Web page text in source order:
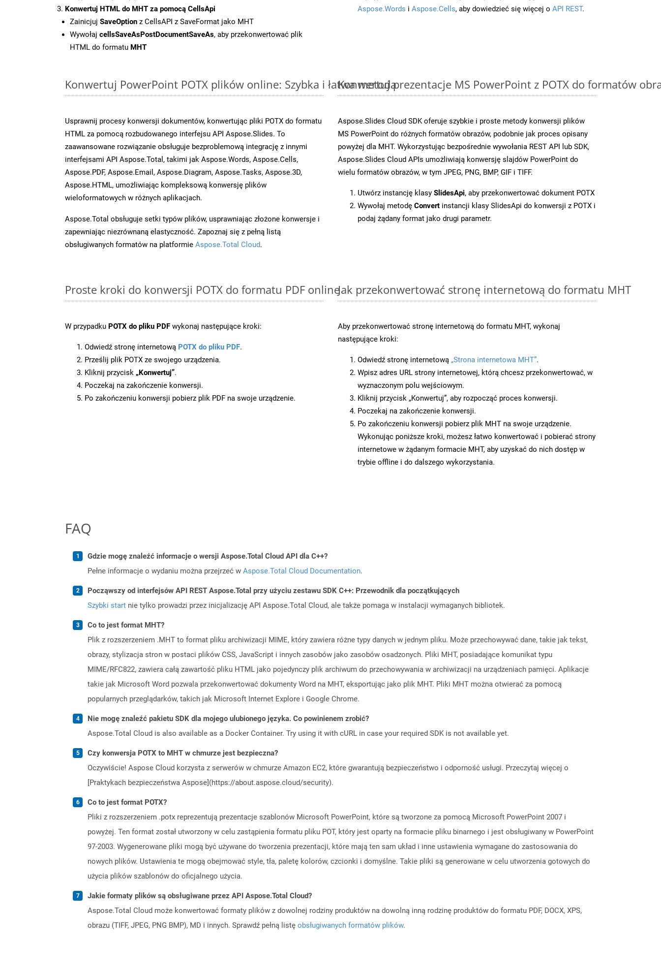
Konwertuj HTML do MHT za pomocą CellsApi
Zainicjuj SaveOption z CellsAPI z SaveFormat jako MHT
Wywołaj cellsSaveAsPostDocumentSaveAs, aby przekonwertować plik
HTML do formatu MHT
Aspose.Words i Aspose.Cells, aby dowiedzieć się więcej o API REST.
Konwertuj PowerPoint POTX plików online: Szybka i łatwa metoda
Usprawnij procesy konwersji dokumentów, konwertując pliki POTX do formatu
HTML za pomocą rozbudowanego interfejsu API Aspose.Slides. To
zaawansowane rozwiązanie obsługuje bezproblemową integrację z innymi
interfejsami API Aspose.Total, takimi jak Aspose.Words, Aspose.Cells,
Aspose.PDF, Aspose.Email, Aspose.Diagram, Aspose.Tasks, Aspose.3D,
Aspose.HTML, umożliwiając kompleksową konwersję plików
wieloformatowych w różnych aplikacjach.
Aspose.Total obsługuje setki typów plików, usprawniając złożone konwersje i
zapewniając niezrównaną elastyczność. Zapoznaj się z pełną listą
obsługiwanych formatów na platformie Aspose.Total Cloud.
Konwertuj prezentacje MS PowerPoint z POTX do formatów
Aspose.Slides Cloud SDK oferuje szybkie i proste metody konwersji plików
MS PowerPoint do różnych formatów obrazów, podobnie jak proces opisany
powyżej dla MHT. Wykorzystując bezpośrednie wywołania REST API lub SDK,
Aspose.Slides Cloud APIs umożliwiają konwersję slajdów PowerPoint do
wielu formatów obrazów, w tym JPEG, PNG, BMP, GIF i TIFF.
Utwórz instancję klasy SlidesApi, aby przekonwertować dokument POTX
Wywołaj metodę Convert instancji klasy SlidesApi do konwersji z POTX i
podaj żądany format jako drugi parametr.
Proste kroki do konwersji POTX do formatu PDF online
W przypadku POTX do pliku PDF wykonaj następujące kroki:
Odwiedź stronę internetową POTX do pliku PDF.
Prześlij plik POTX ze swojego urządzenia.
Kliknij przycisk „Konwertuj”.
Poczekaj na zakończenie konwersji.
Po zakończeniu konwersji pobierz plik PDF na swoje urządzenie.
Jak przekonwertować stronę internetową do formatu MHT
Aby przekonwertować stronę internetową do formatu MHT, wykonaj
następujące kroki:
Odwiedź stronę internetową „Strona internetowa MHT”.
Wpisz adres URL strony internetowej, którą chcesz przekonwertować, w
wyznaczonym polu wejściowym.
Kliknij przycisk „Konwertuj”, aby rozpocząć proces konwersji.
Poczekaj na zakończenie konwersji.
Po zakończeniu konwersji pobierz plik MHT na swoje urządzenie.
Wykonując poniższe kroki, możesz łatwo konwertować i pobierać strony
internetowe w żądanym formacie MHT, aby uzyskać do nich dostęp w
trybie offline i do dalszego wykorzystania.
FAQ
Gdzie mogę znaleźć informacje o wersji Aspose.Total Cloud API dla C++?
Pełne informacje o wydaniu można przejrzeć w Aspose.Total Cloud Documentation.
Począwszy od interfejsów API REST Aspose.Total przy użyciu zestawu SDK C++: Przewodnik dla początkujących
Szybki start nie tylko prowadzi przez inicjalizację API Aspose.Total Cloud, ale także pomaga w instalacji wymaganych bibliotek.
Co to jest format MHT?
Plik z rozszerzeniem .MHT to format pliku archiwizacji MIME, który zawiera różne typy danych w jednym pliku. Może przechowywać dane, takie jak tekst,
obrazy, stylizacja stron w postaci plików CSS, JavaScript i innych zasobów jako zasobów osadzonych. Pliki MHT, posiadające komunikat typu
MIME/RFC822, zawiera całą zawartość pliku HTML jako pojedynczy plik archiwum do przechowywania w archiwizacji na urządzeniach pamięci. Aplikacje
takie jak Microsoft Word pozwala przekonwertować dokumenty Word na MHT, eksportując jako plik MHT. Pliki MHT można otwierać za pomocą
popularnych przeglądarków, takich jak Microsoft Internet Explore i Google Chrome.
Nie mogę znaleźć pakietu SDK dla mojego ulubionego języka. Co powinienem zrobić?
Aspose.Total Cloud is also available as a Docker Container. Try using it with cURL in case your required SDK is not available yet.
Czy konwersja POTX to MHT w chmurze jest bezpieczna?
Oczywiście! Aspose Cloud korzysta z serwerów w chmurze Amazon EC2, które gwarantują bezpieczeństwo i odporność usługi. Przeczytaj więcej o
[Praktykach bezpieczeństwa Aspose](https://about.aspose.cloud/security).
Co to jest format POTX?
Pliki z rozszerzeniem .potx reprezentują prezentacje szablonów Microsoft PowerPoint, które są tworzone za pomocą Microsoft PowerPoint 2007 i
powyżej. Ten format został utworzony w celu zastąpienia formatu pliku POT, który jest oparty na formacie pliku binarnego i jest obsługiwany w PowerPoint
97-2003. Wygenerowane pliki mogą być używane do tworzenia prezentacji, które mają ten sam układ i inne ustawienia wymagane do zastosowania do
nowych plików. Ustawienia te mogą obejmować style, tła, paletę kolorów, czcionki i domyślne. Takie pliki są generowane w celu utworzenia gotowych do
użycia plików szablonów do oficjalnego użycia.
Jakie formaty plików są obsługiwane przez API Aspose.Total Cloud?
Aspose.Total Cloud może konwertować formaty plików z dowolnej rodziny produktów na dowolną inną rodzinę produktów do formatu PDF, DOCX, XPS,
obrazu (TIFF, JPEG, PNG BMP), MD i innych. Sprawdź pełną listę obsługiwanych formatów plików.